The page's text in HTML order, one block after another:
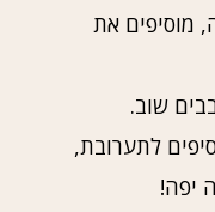
מוסיפים את
שוב.
לתערובת,
יפה!